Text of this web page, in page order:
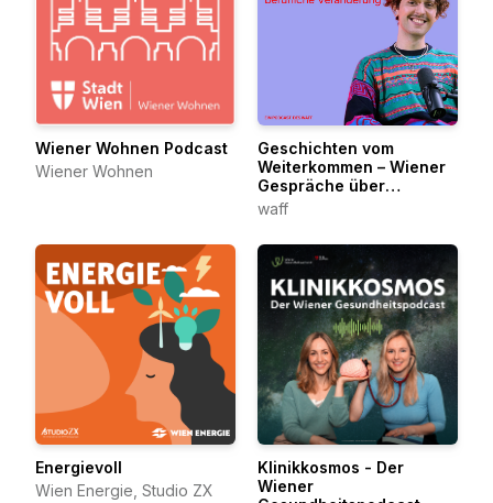
Wiener Wohnen Podcast
Wiener Wohnen
Geschichten vom
Weiterkommen – Wiener
Gespräche über
berufliche Veränderung
waff
Energievoll
Wien Energie, Studio ZX
Klinikkosmos - Der
Wiener